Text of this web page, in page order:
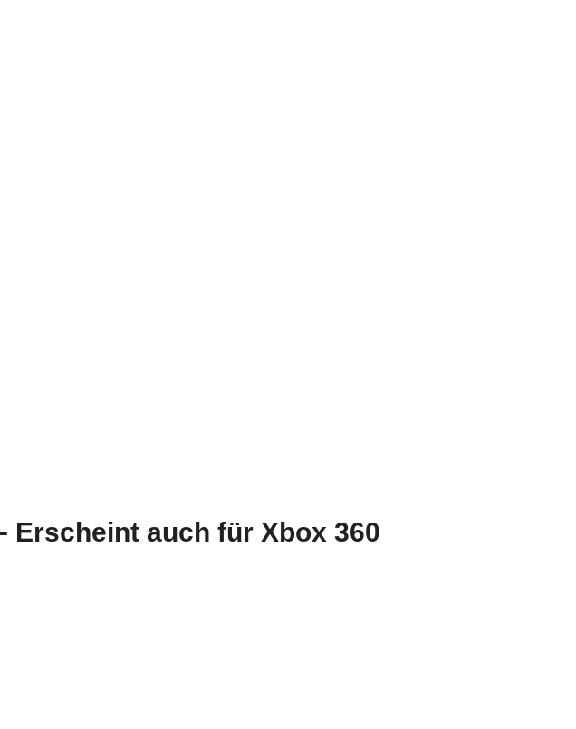
Erscheint auch für Xbox 360